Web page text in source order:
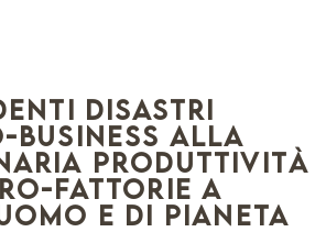
disastri
business alla
produttività
fattorie a
e di Pianeta